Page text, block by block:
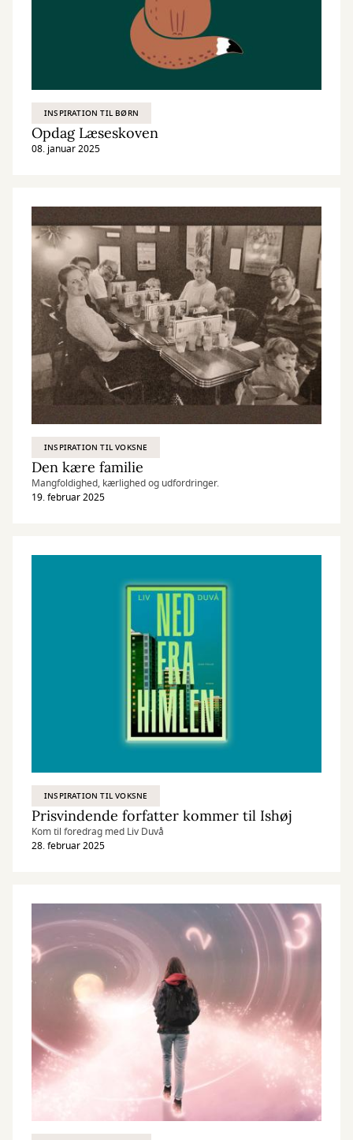
INSPIRATION TIL BØRN
Opdag Læseskoven
08. januar 2025
INSPIRATION TIL VOKSNE
Den kære familie
Mangfoldighed, kærlighed og udfordringer.
19. februar 2025
INSPIRATION TIL VOKSNE
Prisvindende forfatter kommer til Ishøj
Kom til foredrag med Liv Duvå
28. februar 2025